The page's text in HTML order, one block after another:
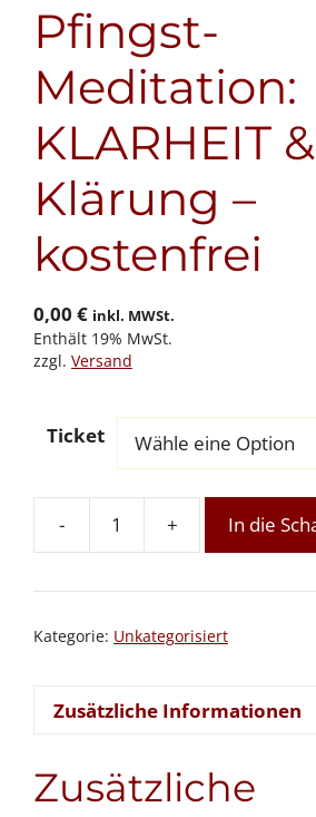
Pfingst-
Meditation:
KLARHEIT &
Klärung –
kostenfrei
0,00 € inkl. MWSt.
Enthält 19% MwSt.
zzgl. Versand
Ticket
-
Pfingst-
KLARHEIT
Klärung
kostenfrei
+ In die
Kategorie: Unkategorisiert
Zusätzliche Informationen
Zusätzliche